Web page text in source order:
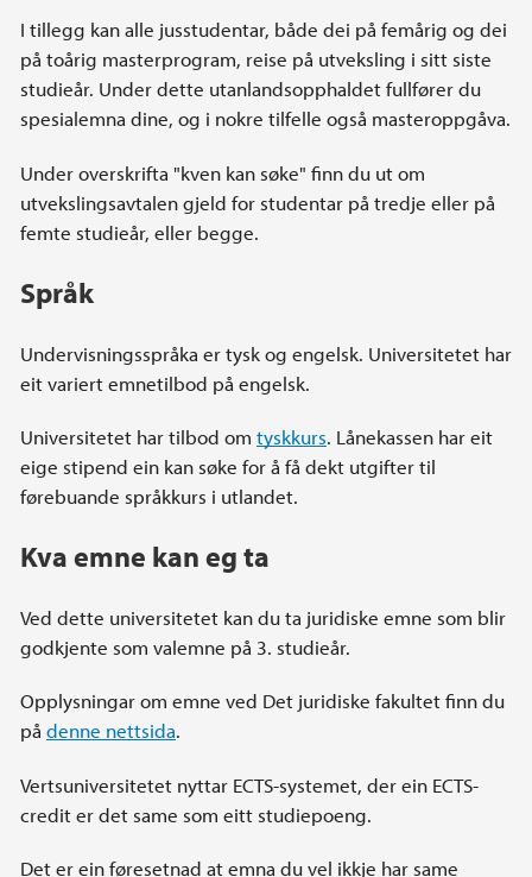
I tillegg kan alle jusstudentar, både dei på femårig og dei
på toårig masterprogram, reise på utveksling i sitt siste
studieår. Under dette utanlandsopphaldet fullfører du
spesialemna dine, og i nokre tilfelle også masteroppgåva.
Under overskrifta "kven kan søke" finn du ut om
utvekslingsavtalen gjeld for studentar på tredje eller på
femte studieår, eller begge.
Språk
Undervisningsspråka er tysk og engelsk. Universitetet har
eit variert emnetilbod på engelsk.
Universitetet har tilbod om tyskkurs. Lånekassen har eit
eige stipend ein kan søke for å få dekt utgifter til
førebuande språkkurs i utlandet.
Kva emne kan eg ta
Ved dette universitetet kan du ta juridiske emne som blir
godkjente som valemne på 3. studieår.
Opplysningar om emne ved Det juridiske fakultet finn du
på denne nettsida.
Vertsuniversitetet nyttar ECTS-systemet, der ein ECTS-
credit er det same som eitt studiepoeng.
Det er ein føresetnad at emna du vel ikkje har same